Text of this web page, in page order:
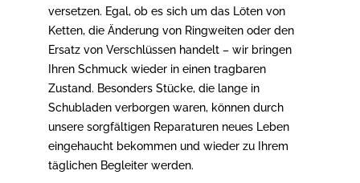
versetzen. Egal, ob es sich um das Löten von
Ketten, die Änderung von Ringweiten oder den
Ersatz von Verschlüssen handelt – wir bringen
Ihren Schmuck wieder in einen tragbaren
Zustand. Besonders Stücke, die lange in
Schubladen verborgen waren, können durch
unsere sorgfältigen Reparaturen neues Leben
eingehaucht bekommen und wieder zu Ihrem
täglichen Begleiter werden.